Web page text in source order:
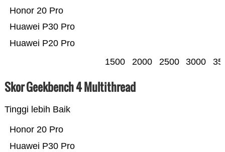
Huawei P20 Pro
Huawei P30 Pro
Honor 20 Pro
1500 2000 2500 3000
Skor Geekbench 4 Multithread
Tinggi lebih Baik
Huawei P30 Pro
Honor 20 Pro